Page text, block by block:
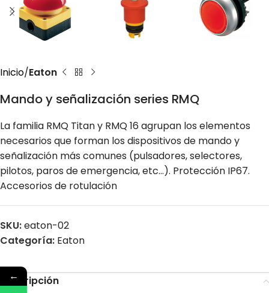
Inicio Eaton
Mando y señalización series RMQ
La familia RMQ Titan y RMQ 16 agrupan los elementos
necesarios que forman los dispositivos de mando y
señalización más comunes (pulsadores, selectores,
pilotos, paros de emergencia, etc…). Protección IP67.
Accesorios de rotulación
SKU:eaton-02
Categoría: Eaton
Descripción
←